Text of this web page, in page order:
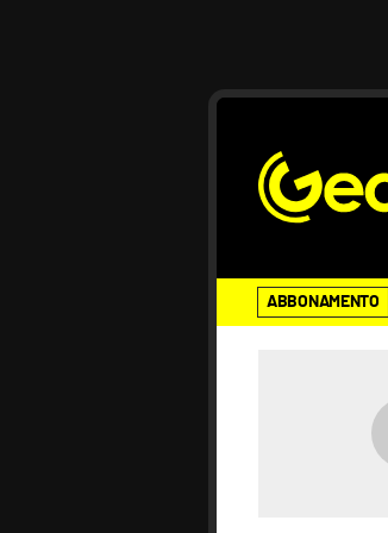
ABBONAMENTO